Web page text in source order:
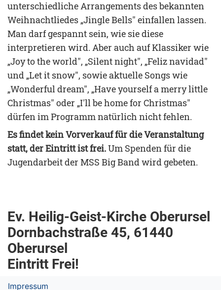
unterschiedliche Arrangements des bekannten
Weihnachtliedes „Jingle Bells" einfallen lassen.
Man darf gespannt sein, wie sie diese
interpretieren wird. Aber auch auf Klassiker wie
„Joy to the world", „Silent night", „Feliz navidad"
und „Let it snow", sowie aktuelle Songs wie
„Wonderful dream", „Have yourself a merry little
Christmas" oder „I'll be home for Christmas"
dürfen im Programm natürlich nicht fehlen.
Es findet kein Vorverkauf für die Veranstaltung
statt, der Eintritt ist frei.Um Spenden für die
Jugendarbeit der MSS Big Band wird gebeten.
Ev. Heilig-Geist-Kirche Oberursel
Dornbachstraße 45, 61440
Oberursel
Eintritt Frei!
Impressum